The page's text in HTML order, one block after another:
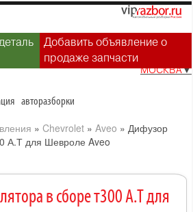
Добавить объявление о
продаже запчасти
МОСКВА▼
авторазборки
» Chevrolet » Aveo » Дифузор
А.Т для Шевроле Aveo
в сборе т300 А.Т для